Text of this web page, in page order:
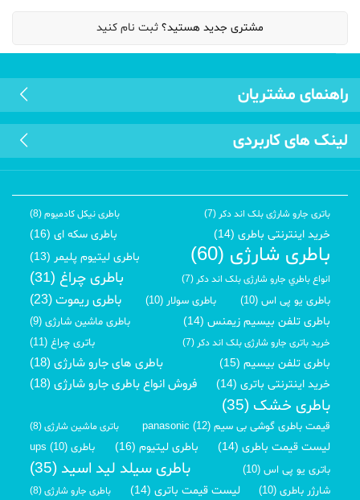
مشتری جدید هستید؟ ثبت نام کنید
راهنمای مشتریان
لینک های کاربردی
باتری جارو شارژی بلک اند دکر (7) باطری نیکل کادمیوم (8)
خرید اینترنتی باطری (14) باطری سکه ای (16)
باطری شارژی (60) باطری لیتیوم پلیمر (13)
انواع باطري جارو شارژی بلک اند دکر (7) باطری چراغ (31)
باطری یو پی اس (10) باطری سولار (10) باطری ریموت (23)
باطری تلفن بیسیم زیمنس (14) باطری ماشین شارژی (9)
خرید باتری جارو شارژی بلک اند دکر (7) باتری چراغ (11)
باطری تلفن بیسیم (15) باطری های جارو شارژی (18)
خرید اینترنتی باتری (14) فروش انواع باطری جارو شارژی (18)
باطری خشک (35)
قیمت باطری گوشی بی سیم panasonic (12) باتری ماشین شارژی (8)
لیست قیمت باطری (14) باطری لیتیوم (16)
باطری ups (10)
باتری یو پی اس (10)
باطری سیلد لید اسید (35)
شارژر باطری (10) لیست قیمت باتری (14) باطری جارو شارژی (8)